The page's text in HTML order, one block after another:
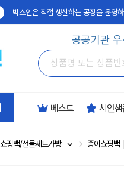
박스인은 직접 생산하는 공장을 운영
공공기관
베스트 시안
쇼핑백/선물세트가방 종이쇼핑백